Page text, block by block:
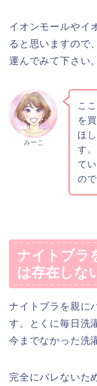
イオンモールやイ
ると思いますので
運んでみて下さい。
みーこ
こ
を
ほ
す
て
の
ナイトブラ
は存在しな
ナイトブラを親に
す。とくに毎日洗
今までなかった洗
完全にバレないた